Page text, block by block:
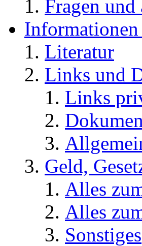
Fragen
Literatur
Links und
Links
Geld,
Alles
Alles
Sonstiges